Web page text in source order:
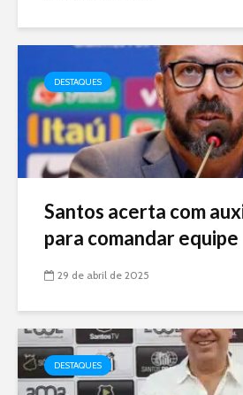
DESTAQUES
Santos acerta com
para comandar equipe
29 de abril de 2025
DESTAQUES